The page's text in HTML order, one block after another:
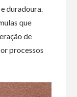
duradoura.
que
de
processos